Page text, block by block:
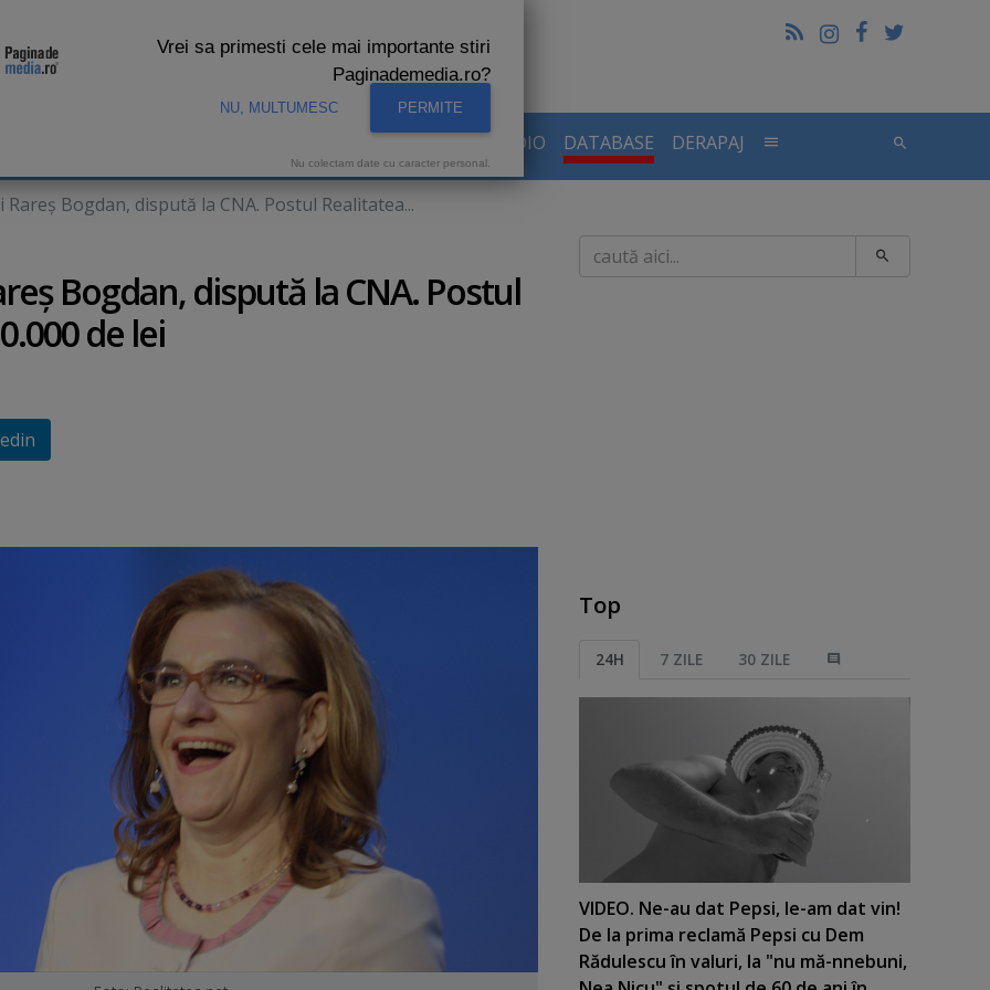
AUDIENTE RADIO DATABASE DERAPAJ
Bogdan, dispută la CNA. Postul Realitatea...
Bogdan, dispută la CNA. Postul
de lei
Caută
Top
24H 7 ZILE 30 ZILE
VIDEO. Ne-au dat Pepsi, le-am dat vin!
De la prima reclamă Pepsi cu Dem
Rădulescu în valuri, la "nu mă-nnebuni,
Vrei sa primesti cele mai importante stiri
Paginademedia.ro?
NU, MULTUMESC PERMITE
Nu colectam date cu caracter personal.